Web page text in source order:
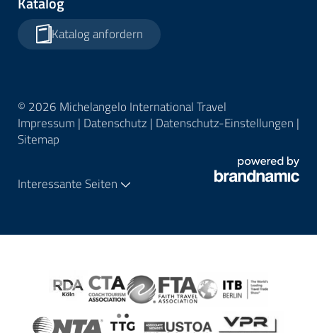
Katalog anfordern
© 2026 Michelangelo International Travel
Impressum | Datenschutz | Datenschutz-Einstellungen |
Sitemap
Interessante Seiten